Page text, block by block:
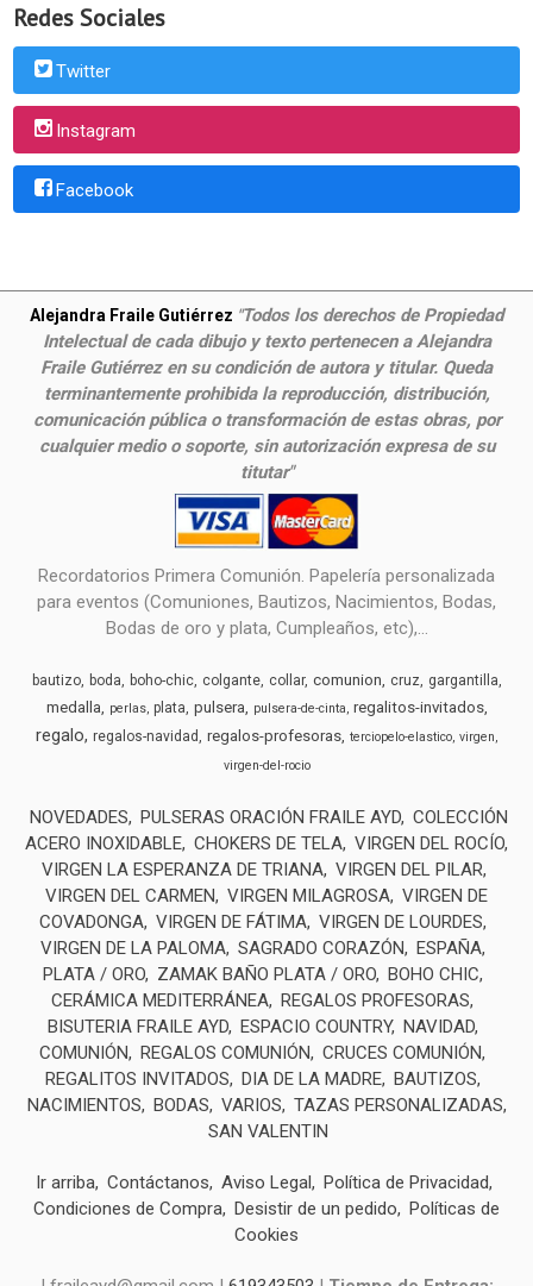
Redes Sociales
Twitter
Instagram
Facebook
Alejandra Fraile Gutiérrez "Todos los derechos de Propiedad
Intelectual de cada dibujo y texto pertenecen a Alejandra
Fraile Gutiérrez en su condición de autora y titular. Queda
terminantemente prohibida la reproducción, distribución,
comunicación pública o transformación de estas obras, por
cualquier medio o soporte, sin autorización expresa de su
titutar"
Recordatorios Primera Comunión. Papelería personalizada
para eventos (Comuniones, Bautizos, Nacimientos, Bodas,
Bodas de oro y plata, Cumpleaños, etc),...
bautizo boda boho-chic colgante collar comunion cruz gargantilla
medalla perlas plata pulsera pulsera-de-cinta regalitos-invitados
regalo regalos-navidad regalos-profesoras terciopelo-elastico virgen
virgen-del-rocio
NOVEDADES PULSERAS ORACIÓN FRAILE AYD COLECCIÓN
ACERO INOXIDABLE CHOKERS DE TELA VIRGEN DEL ROCÍO
VIRGEN LA ESPERANZA DE TRIANA VIRGEN DEL PILAR
VIRGEN DEL CARMEN
VIRGEN MILAGROSA VIRGEN DE
COVADONGA VIRGEN DE FÁTIMA VIRGEN DE LOURDES
VIRGEN DE LA PALOMA SAGRADO CORAZÓN
ESPAÑA
PLATA / ORO
ZAMAK BAÑO PLATA / ORO
BOHO CHIC
CERÁMICA MEDITERRÁNEA
REGALOS PROFESORAS
BISUTERIA FRAILE AYD
ESPACIO COUNTRY
NAVIDAD
COMUNIÓN
REGALOS COMUNIÓN
CRUCES COMUNIÓN
REGALITOS INVITADOS
DIA DE LA MADRE
BAUTIZOS
NACIMIENTOS
BODAS VARIOS
TAZAS PERSONALIZADAS
SAN VALENTIN
Ir arriba Contáctanos Aviso Legal
Política de Privacidad
Condiciones de Compra
Desistir de un pedido
Políticas de
Cookies